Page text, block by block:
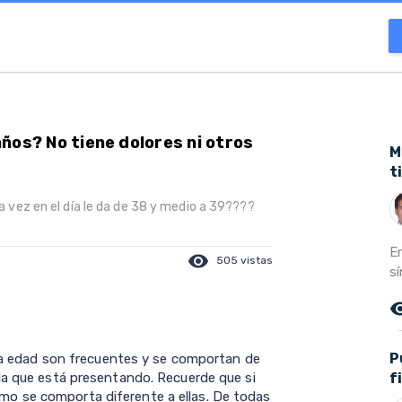
No tiene dolores ni otros
en el día le da de 38 y medio a 39????
visibility 505 vistas
edad son frecuentes y se comportan de
que está presentando. Recuerde que si
se comporta diferente a ellas. De todas